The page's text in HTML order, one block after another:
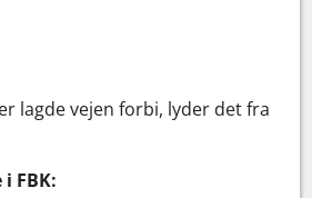
lagde vejen forbi, lyder det fra
FBK: